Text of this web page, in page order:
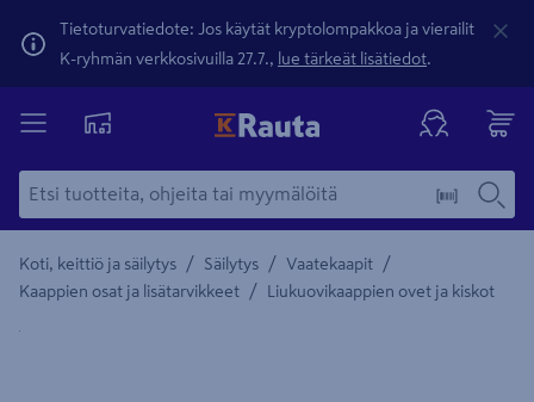
Tietoturvatiedote: Jos käytät kryptolompakkoa ja vierailit
K-ryhmän verkkosivuilla 27.7., lue tärkeät lisätiedot.
Koti, keittiö ja säilytys / Säilytys / Vaatekaapit /
Kaappien osat ja lisätarvikkeet / Liukuovikaappien ovet ja kiskot
Yksityiskohtainen kuvaus löytyy Tuotteen kuvaus -